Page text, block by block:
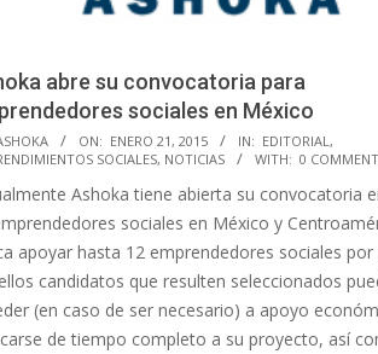
abre su convocatoria para
sociales en México
ON: ENERO 21, 2015 IN: EDITORIAL ,
SOCIALES, NOTICIAS WITH: 0
Ashoka tiene abierta su convocatoria
sociales en México y
apoyar hasta 12 emprendedores sociales por
candidatos que resulten seleccionados
(en caso de ser necesario) a apoyo
de tiempo completo a su proyecto, así